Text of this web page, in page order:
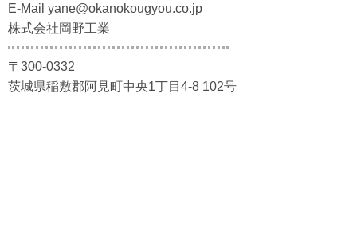
E-Mail yane@okanokougyou.co.jp
株式会社岡野工業
〒300-0332
茨城県稲敷郡阿見町中央1丁目4-8 102号